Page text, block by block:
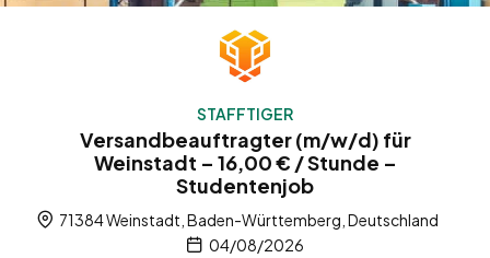
STAFFTIGER
Versandbeauftragter (m/w/d) für
Weinstadt – 16,00 € / Stunde –
Studentenjob
71384 Weinstadt, Baden-Württemberg, Deutschland
04/08/2026